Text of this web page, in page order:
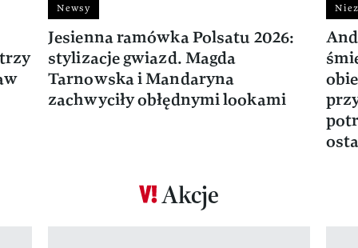
Newsy
Jesienna ramówka Polsatu 2026:
stylizacje gwiazd. Magda
Tarnowska i Mandaryna
zachwyciły obłędnymi lookami
Akcje